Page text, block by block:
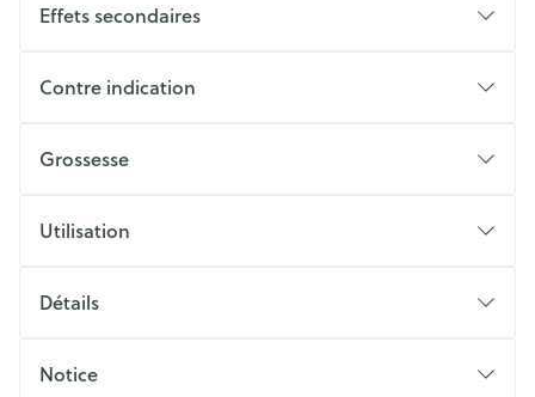
Effets secondaires
Contre indication
Grossesse
Utilisation
Détails
Notice